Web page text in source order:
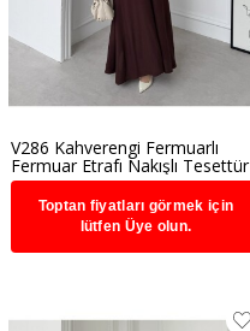
V286 Kahverengi Fermuarlı
Fermuar Etrafı Nakışlı Tesettür
Elbise
Toptan fiyatları görmek için
lütfen Üye olun.